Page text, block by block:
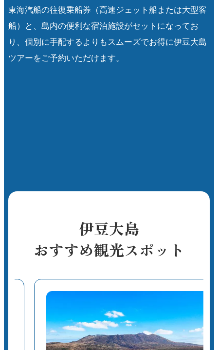
東海汽船の往復乗船券（高速ジェット船または大型客
船）と、島内の便利な宿泊施設がセットになってお
り、個別に手配するよりもスムーズでお得に伊豆大島
ツアーをご予約いただけます。
伊豆大島
おすすめ観光スポット